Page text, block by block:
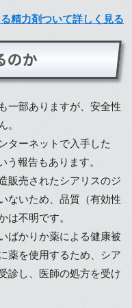
精力剤ついて詳しく見る
のか
一部ありますが、安全性
。
ターネットで入手した
う報告もあります。
販売されたシアリスのジ
ないため、品質（有効性
は不明です。
ばかりか薬による健康被
薬を使用するため、シア
診し、医師の処方を受け